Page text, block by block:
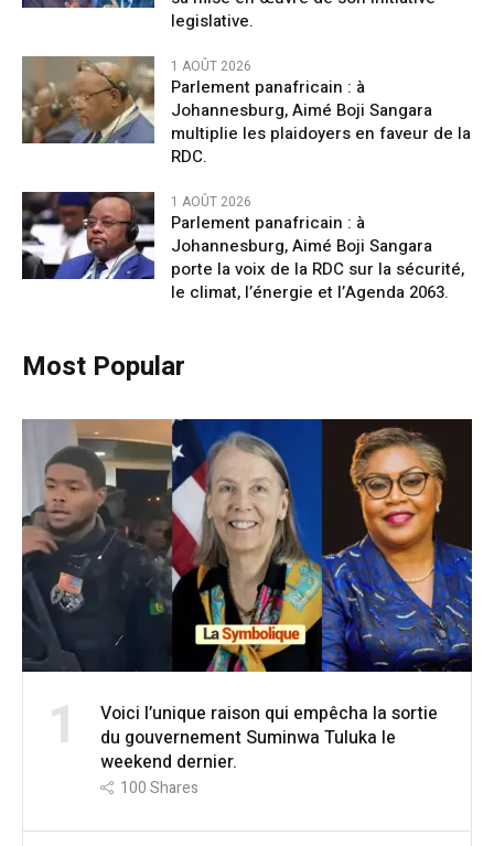
legislative.
1 AOÛT 2026
Parlement panafricain : à
Johannesburg, Aimé Boji Sangara
multiplie les plaidoyers en faveur de la
RDC.
1 AOÛT 2026
Parlement panafricain : à
Johannesburg, Aimé Boji Sangara
porte la voix de la RDC sur la sécurité,
le climat, l’énergie et l’Agenda 2063.
Most Popular
1
Voici l’unique raison qui empêcha la sortie
du gouvernement Suminwa Tuluka le
weekend dernier.
100Shares